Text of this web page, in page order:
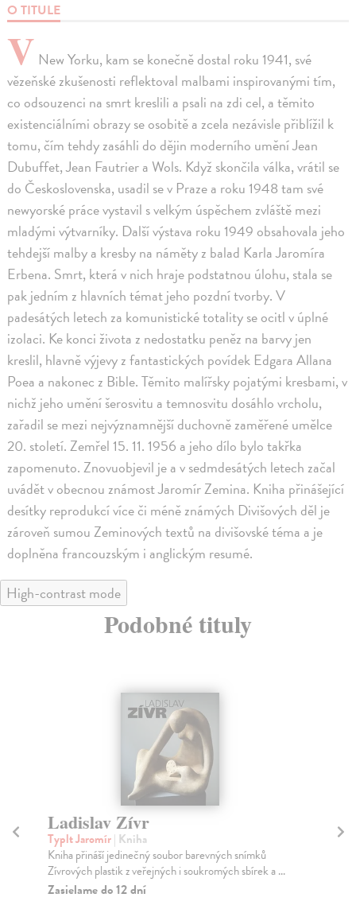
O TITULE
V New Yorku, kam se konečně dostal roku 1941, své
vězeňské zkušenosti reflektoval malbami inspirovanými tím,
co odsouzenci na smrt kreslili a psali na zdi cel, a těmito
existenciálními obrazy se osobitě a zcela nezávisle přiblížil k
tomu, čím tehdy zasáhli do dějin moderního umění Jean
Dubuffet, Jean Fautrier a Wols. Když skončila válka, vrátil se
do Československa, usadil se v Praze a roku 1948 tam své
newyorské práce vystavil s velkým úspěchem zvláště mezi
mladými výtvarníky. Další výstava roku 1949 obsahovala jeho
tehdejší malby a kresby na náměty z balad Karla Jaromíra
Erbena. Smrt, která v nich hraje podstatnou úlohu, stala se
pak jedním z hlavních témat jeho pozdní tvorby. V
padesátých letech za komunistické totality se ocitl v úplné
izolaci. Ke konci života z nedostatku peněz na barvy jen
kreslil, hlavně výjevy z fantastických povídek Edgara Allana
Poea a nakonec z Bible. Těmito malířsky pojatými kresbami, v
nichž jeho umění šerosvitu a temnosvitu dosáhlo vrcholu,
zařadil se mezi nejvýznamnější duchovně zaměřené umělce
20. století. Zemřel 15. 11. 1956 a jeho dílo bylo takřka
zapomenuto. Znovuobjevil je a v sedmdesátých letech začal
uvádět v obecnou známost Jaromír Zemina. Kniha přinášející
desítky reprodukcí více či méně známých Divišových děl je
zároveň sumou Zeminových textů na divišovské téma a je
doplněna francouzským i anglickým resumé.
High-contrast mode
Podobné tituly
Ladislav Zívr
Typlt Jaromír| Kniha
Kniha přináší jedinečný soubor barevných snímků
Zívrových plastik z veřejných i soukromých sbírek a ...
Zasielame do 12 dní